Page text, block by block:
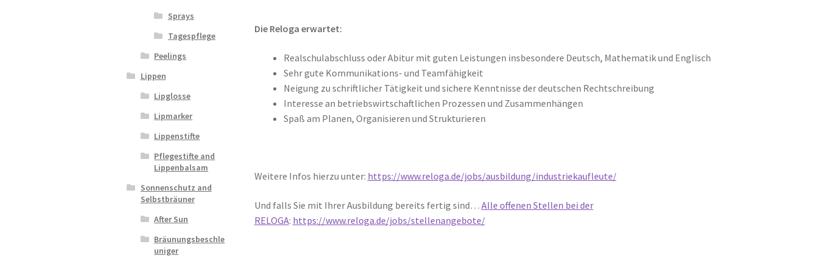
Die Reloga erwartet:
Realschulabschluss oder Abitur mit guten Leistungen insbesondere Deutsch, Mathematik und Englisch
Sehr gute Kommunikations- und Teamfähigkeit
Neigung zu schriftlicher Tätigkeit und sichere Kenntnisse der deutschen Rechtschreibung
Interesse an betriebswirtschaftlichen Prozessen und Zusammenhängen
Spaß am Planen, Organisieren und Strukturieren
Weitere Infos hierzu unter: https://www.reloga.de/jobs/ausbildung/industriekaufleute/
Und falls Sie mit Ihrer Ausbildung bereits fertig sind… Alle offenen Stellen bei der
RELOGA: https://www.reloga.de/jobs/stellenangebote/
Sprays
Tagespflege
Peelings
Lippen
Lipglosse
Lipmarker
Lippenstifte
Pflegestifte and
Lippenbalsam
Sonnenschutz and
Selbstbräuner
After Sun
Bräunungsbeschle
uniger